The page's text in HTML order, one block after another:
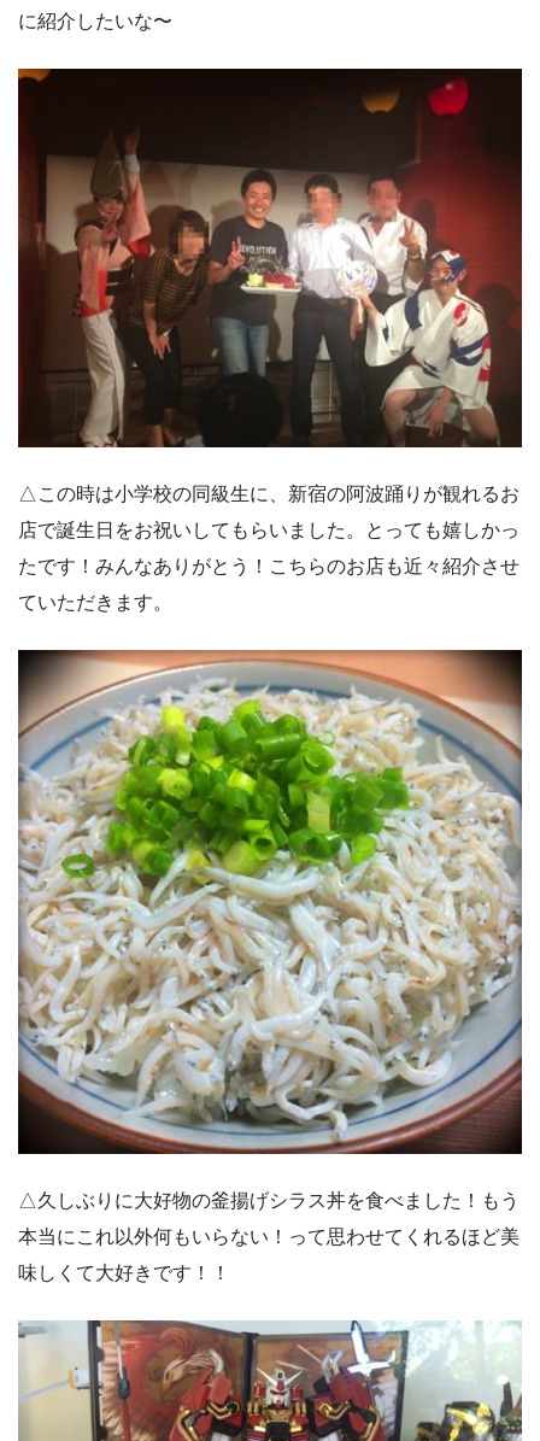
に紹介したいな〜
△この時は小学校の同級生に、新宿の阿波踊りが観れるお
店で誕生日をお祝いしてもらいました。とっても嬉しかっ
たです！みんなありがとう！こちらのお店も近々紹介させ
ていただきます。
△久しぶりに大好物の釜揚げシラス丼を食べました！もう
本当にこれ以外何もいらない！って思わせてくれるほど美
味しくて大好きです！！